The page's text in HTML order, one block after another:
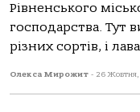
Рівненського
господарства. Тут
різних сортів, і
Олекса Мирожит - 26